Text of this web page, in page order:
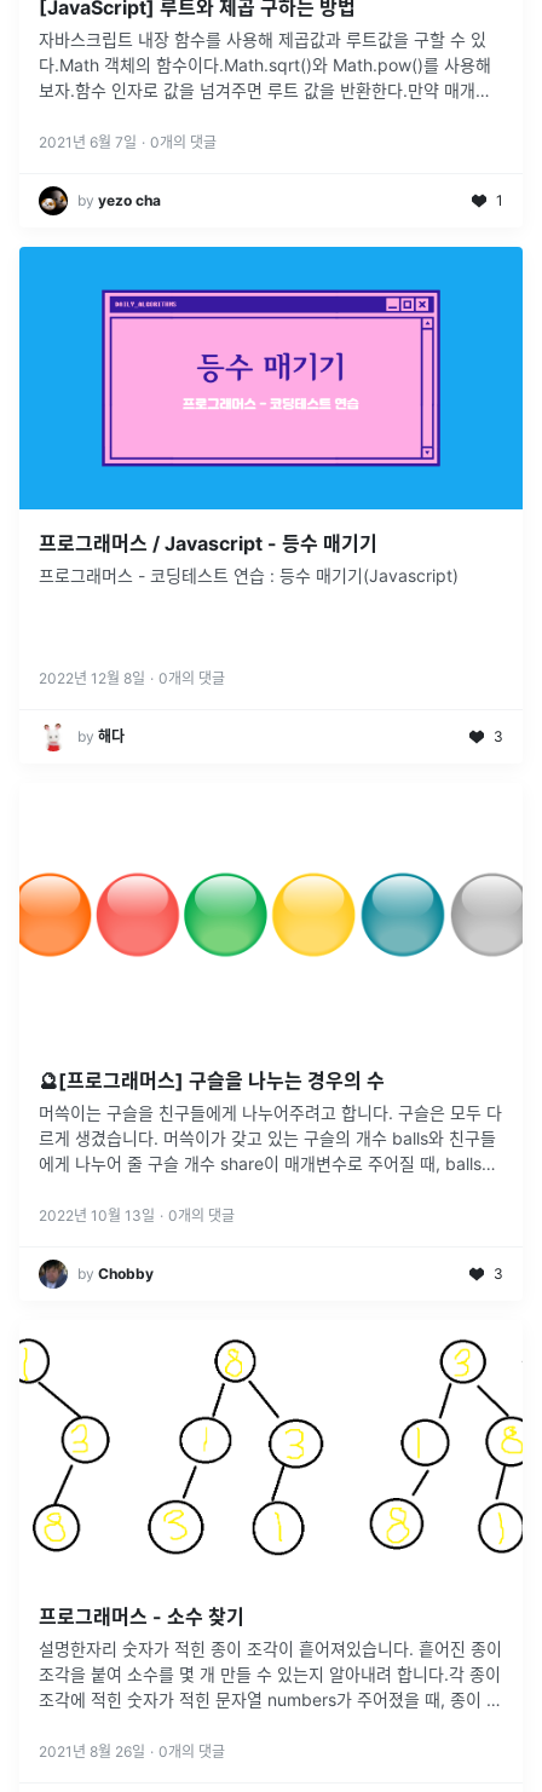
[JavaScript] 루트와 제곱 구하는 방법
자바스크립트 내장 함수를 사용해 제곱값과 루트값을 구할 수 있
다.Math 객체의 함수이다.Math.sqrt()와 Math.pow()를 사용해
보자.함수 인자로 값을 넘겨주면 루트 값을 반환한다.만약 매개변
2021년 6월 7일 · 0개의 댓글
by yezo cha 1
프로그래머스 / Javascript - 등수 매기기
프로그래머스 - 코딩테스트 연습 : 등수 매기기(Javascript)
2022년 12월 8일 · 0개의 댓글
by 해다 3
🔮[프로그래머스] 구슬을 나누는 경우의 수
머쓱이는 구슬을 친구들에게 나누어주려고 합니다. 구슬은 모두 다
르게 생겼습니다. 머쓱이가 갖고 있는 구슬의 개수 balls와 친구들
에게 나누어 줄 구슬 개수 share이 매개변수로 주어질 때, balls개
2022년 10월 13일 · 0개의 댓글
by Chobby 3
프로그래머스 - 소수 찾기
설명한자리 숫자가 적힌 종이 조각이 흩어져있습니다. 흩어진 종이
조각을 붙여 소수를 몇 개 만들 수 있는지 알아내려 합니다.각 종이
조각에 적힌 숫자가 적힌 문자열 numbers가 주어졌을 때, 종이 조
2021년 8월 26일 · 0개의 댓글